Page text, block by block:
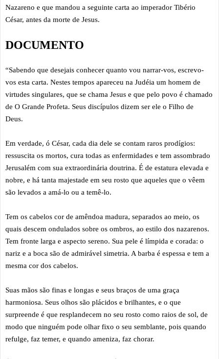
Nazareno e que mandou a seguinte carta ao imperador Tibério
César, antes da morte de Jesus.
DOCUMENTO
“Sabendo que desejais conhecer quanto vou narrar-vos, escrevo-
vos esta carta. Nestes tempos apareceu na Judéia um homem de
virtudes singulares, que se chama Jesus e que pelo povo é chamado
de O Grande Profeta. Seus discípulos dizem ser ele o Filho de
Deus.
Em verdade, ó César, cada dia dele se contam raros prodígios:
ressuscita os mortos, cura todas as enfermidades e tem assombrado
Jerusalém com sua extraordinária doutrina. É de estatura elevada e
nobre, e há tanta majestade em seu rosto que aqueles que o vêem
são levados a amá-lo ou a temê-lo.
Tem os cabelos cor de amêndoa madura, separados ao meio, os
quais descem ondulados sobre os ombros, ao estilo dos nazarenos.
Tem fronte larga e aspecto sereno. Sua pele é límpida e corada: o
nariz e a boca são de admirável simetria. A barba é espessa e tem a
mesma cor dos cabelos.
Suas mãos são finas e longas e seus braços de uma graça
harmoniosa. Seus olhos são plácidos e brilhantes, e o que
surpreende é que resplandecem no seu rosto como raios de sol, de
modo que ninguém pode olhar fixo o seu semblante, pois quando
refulge, faz temer, e quando ameniza, faz chorar.